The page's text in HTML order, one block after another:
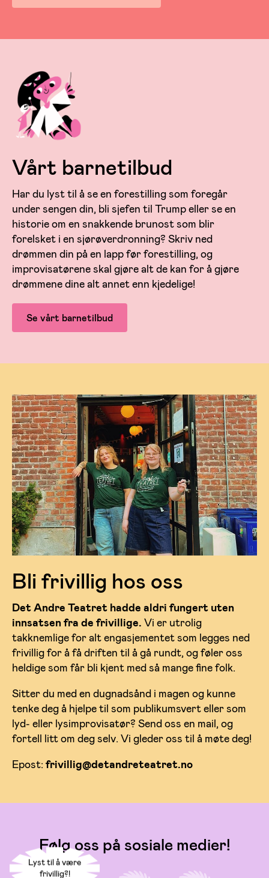
Vårt barnetilbud
Har du lyst til å se en forestilling som foregår
under sengen din, bli sjefen til Trump eller se en
historie om en snakkende brunost som blir
forelsket i en sjørøverdronning? Skriv ned
drømmen din på en lapp før forestilling, og
improvisatørene skal gjøre alt de kan for å gjøre
drømmene dine alt annet enn kjedelige!
Se vårt barnetilbud
Bli frivillig hos oss
Det Andre Teatret hadde aldri fungert uten
innsatsen fra de frivillige. Vi er utrolig
takknemlige for alt engasjementet som legges ned
frivillig for å få driften til å gå rundt, og føler oss
heldige som får bli kjent med så mange fine folk.
Sitter du med en dugnadsånd i magen og kunne
tenke deg å hjelpe til som publikumsvert eller som
lyd- eller lysimprovisatør? Send oss en mail, og
fortell litt om deg selv. Vi gleder oss til å møte deg!
Epost: frivillig@detandreteatret.no
Følg oss på sosiale medier!
Lyst til å være
frivillig?!